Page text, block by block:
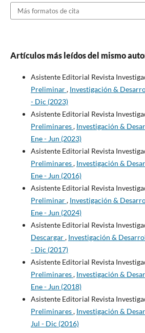
Más formatos de cita
Artículos más leídos del mismo
Asistente Editorial Revista
Preliminar, Investigación &
- Dic (2023)
Asistente Editorial Revista
Preliminares, Investigación &
Ene - Jun (2023)
Asistente Editorial Revista
Preliminares, Investigación &
Ene - Jun (2016)
Asistente Editorial Revista
Preliminar, Investigación &
Ene - Jun (2024)
Asistente Editorial Revista
Descargar, Investigación &
- Dic (2017)
Asistente Editorial Revista
Preliminares, Investigación &
Ene - Jun (2018)
Asistente Editorial Revista
Preliminares, Investigación &
Jul - Dic (2016)